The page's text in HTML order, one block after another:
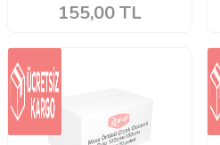
155,00TL